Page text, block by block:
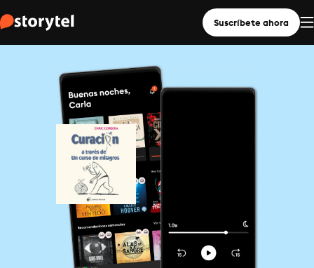
Suscríbete ahora